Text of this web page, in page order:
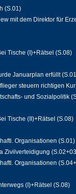
(S.01)
mit dem Direktor für
Tische (I)+Rätsel (S.08)
Januarplan erfüllt
steuern richtigen
und Sozialpolitik
Tische (II)+Rätsel (S.08)
Organisationen (S.01)
Zivilverteidigung
Organisationen
(I)+Rätsel (S.08)